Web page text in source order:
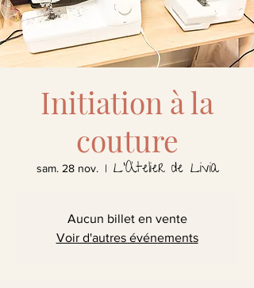
Initiation à la
couture
sam. 28 nov.
  |
L'Atelier de Livia
Aucun billet en vente
Voir d'autres événements